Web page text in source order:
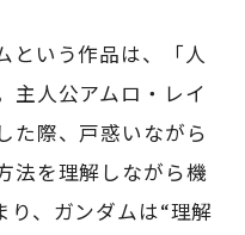
という作品は、「人
主人公アムロ・レイ
た際、戸惑いながら
法を理解しながら機
り、ガンダムは“理解